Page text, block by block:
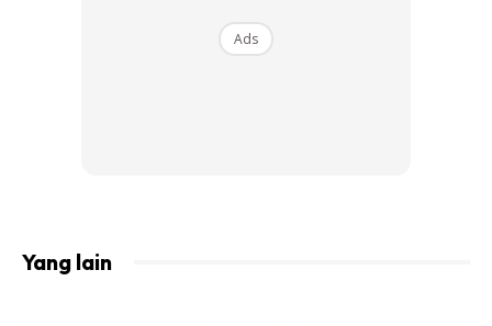
mampu membantu melembapkan kulit wajah.
Ads
Yang lain